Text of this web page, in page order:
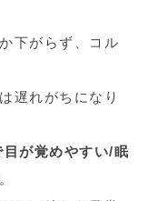
下がらず、コル
遅れがちになり
目が覚めやすい/眠